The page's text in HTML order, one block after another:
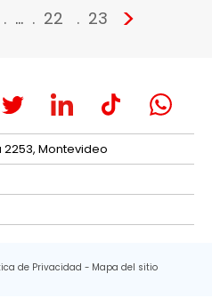
… 22 23 >
2253, Montevideo
de Privacidad Mapa del sitio